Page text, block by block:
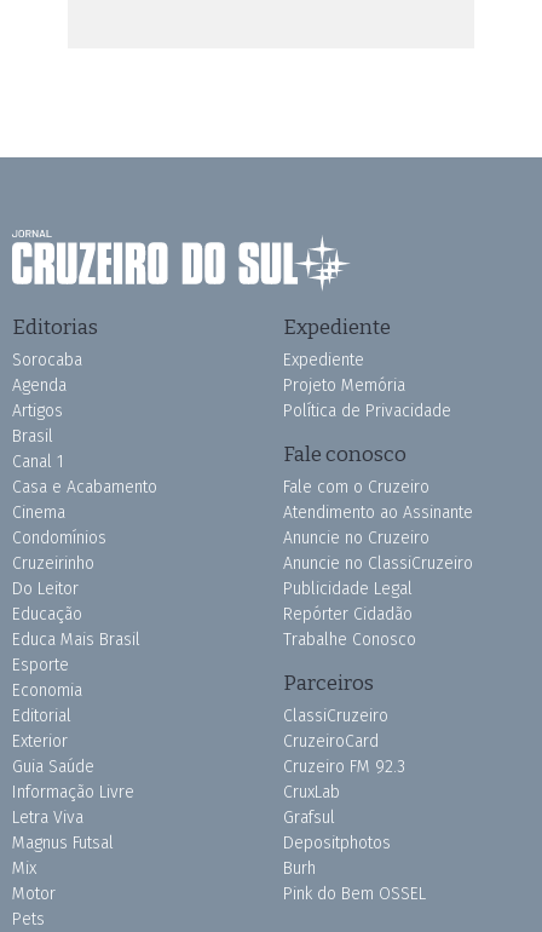
Editorias
Sorocaba
Agenda
Artigos
Brasil
Canal 1
Casa e Acabamento
Cinema
Condomínios
Cruzeirinho
Do Leitor
Educação
Educa Mais Brasil
Esporte
Economia
Editorial
Exterior
Guia Saúde
Informação Livre
Letra Viva
Magnus Futsal
Mix
Motor
Pets
Expediente
Expediente
Projeto Memória
Política de Privacidade
Fale conosco
Fale com o Cruzeiro
Atendimento ao Assinante
Anuncie no Cruzeiro
Anuncie no ClassiCruzeiro
Publicidade Legal
Repórter Cidadão
Trabalhe Conosco
Parceiros
ClassiCruzeiro
CruzeiroCard
Cruzeiro FM 92.3
CruxLab
Grafsul
Depositphotos
Burh
Pink do Bem OSSEL